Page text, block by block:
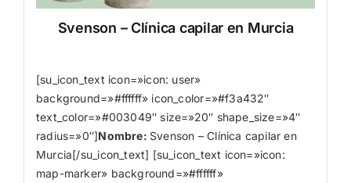
Svenson – Clínica capilar en Murcia
[su_icon_text icon=»icon: user»
background=»#ffffff» icon_color=»#f3a432″
text_color=»#003049″ size=»20″ shape_size=»4″
radius=»0″]Nombre: Svenson – Clínica capilar en
Murcia[/su_icon_text] [su_icon_text icon=»icon:
map-marker» background=»#ffffff»